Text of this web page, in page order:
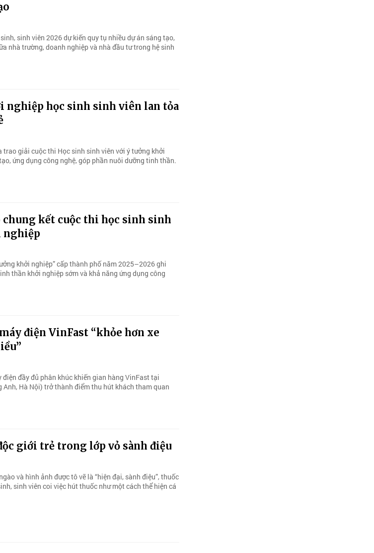
sinh viên 2026 dự kiến quy tụ nhiều dự án sáng tạo,
nhà trường, doanh nghiệp và nhà đầu tư trong hệ sinh
nghiệp học sinh sinh viên lan tỏa
trao giải cuộc thi Học sinh sinh viên với ý tưởng khởi
ứng dụng công nghệ, góp phần nuôi dưỡng tinh thần.
chung kết cuộc thi học sinh sinh
nghiệp
khởi nghiệp” cấp thành phố năm 2025–2026 ghi
thần khởi nghiệp sớm và khả năng ứng dụng công
điện VinFast “khỏe hơn xe
đầy đủ phân khúc khiến gian hàng VinFast tại
Hà Nội) trở thành điểm thu hút khách tham quan
giới trẻ trong lớp vỏ sành điệu
và hình ảnh được tô vẽ là “hiện đại, sành điệu”, thuốc
sinh viên coi việc hút thuốc như một cách thể hiện cá